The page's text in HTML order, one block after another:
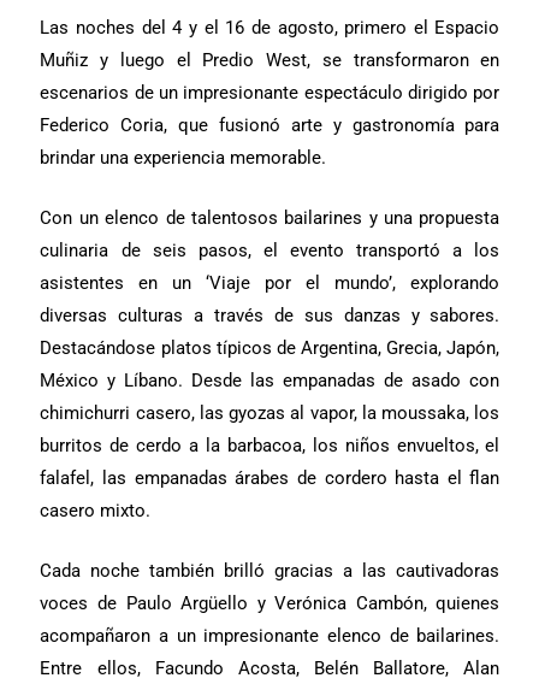
Las noches del 4 y el 16 de agosto, primero el Espacio
Muñiz y luego el Predio West, se transformaron en
escenarios de un impresionante espectáculo dirigido por
Federico Coria, que fusionó arte y gastronomía para
brindar una experiencia memorable.
Con un elenco de talentosos bailarines y una propuesta
culinaria de seis pasos, el evento transportó a los
asistentes en un ‘Viaje por el mundo’, explorando
diversas culturas a través de sus danzas y sabores.
Destacándose platos típicos de Argentina, Grecia, Japón,
México y Líbano. Desde las empanadas de asado con
chimichurri casero, las gyozas al vapor, la moussaka, los
burritos de cerdo a la barbacoa, los niños envueltos, el
falafel, las empanadas árabes de cordero hasta el flan
casero mixto.
Cada noche también brilló gracias a las cautivadoras
voces de Paulo Argüello y Verónica Cambón, quienes
acompañaron a un impresionante elenco de bailarines.
Entre ellos, Facundo Acosta, Belén Ballatore, Alan